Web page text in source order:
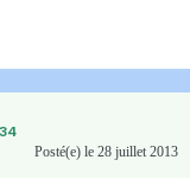
Posté(e) le 28 juillet 2013